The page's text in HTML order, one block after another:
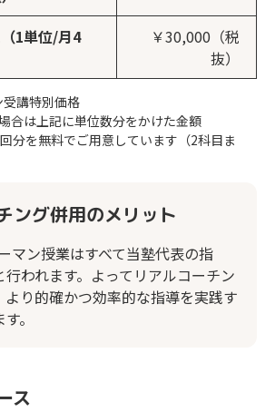
1単位/月4
￥30,000（税
抜）
講特別価格
合は上記に単位数分をかけた金額
分を無料でご用意しています（2科目ま
ング併用のメリット
マン授業はすべて当塾代表の指
われます。よってリアルコーチン
より的確かつ効率的な指導を実践す
。
ス